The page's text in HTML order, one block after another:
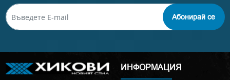
Абонирай се
ИНФОРМАЦИЯ